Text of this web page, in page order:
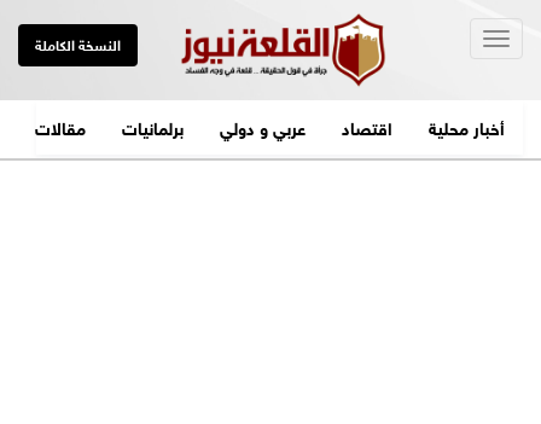
النسخة الكاملة
أخبار محلية اقتصاد عربي و دولي برلمانيات مقالات